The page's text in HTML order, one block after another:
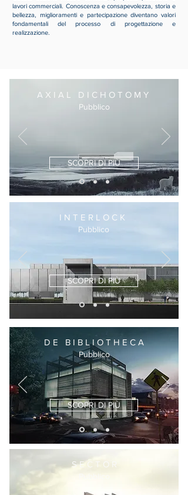
lavori commerciali. Conoscenza e consapevolezza, storia e
bellezza, miglioramenti e partecipazione diventano valori
fondamentali del processo di progettazione e
realizzazione.
A X I A L D I C H O T O M Y
Pubblico
SCOPRI DI PIÙ
I N T E R L O C K
Pubblico
SCOPRI DI PIÙ
D E B I B L I O T H E C A
Pubblico
SCOPRI DI PIÙ
S E C T O R
Pubblico